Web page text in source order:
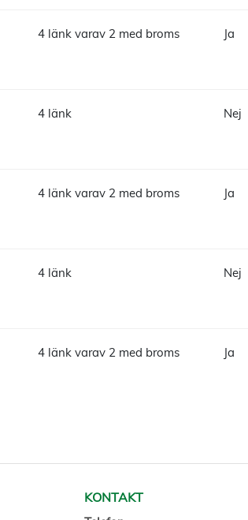
4 länk varav 2 med broms Ja
4 länk Nej
4 länk varav 2 med broms Ja
4 länk Nej
4 länk varav 2 med broms Ja
KONTAKT